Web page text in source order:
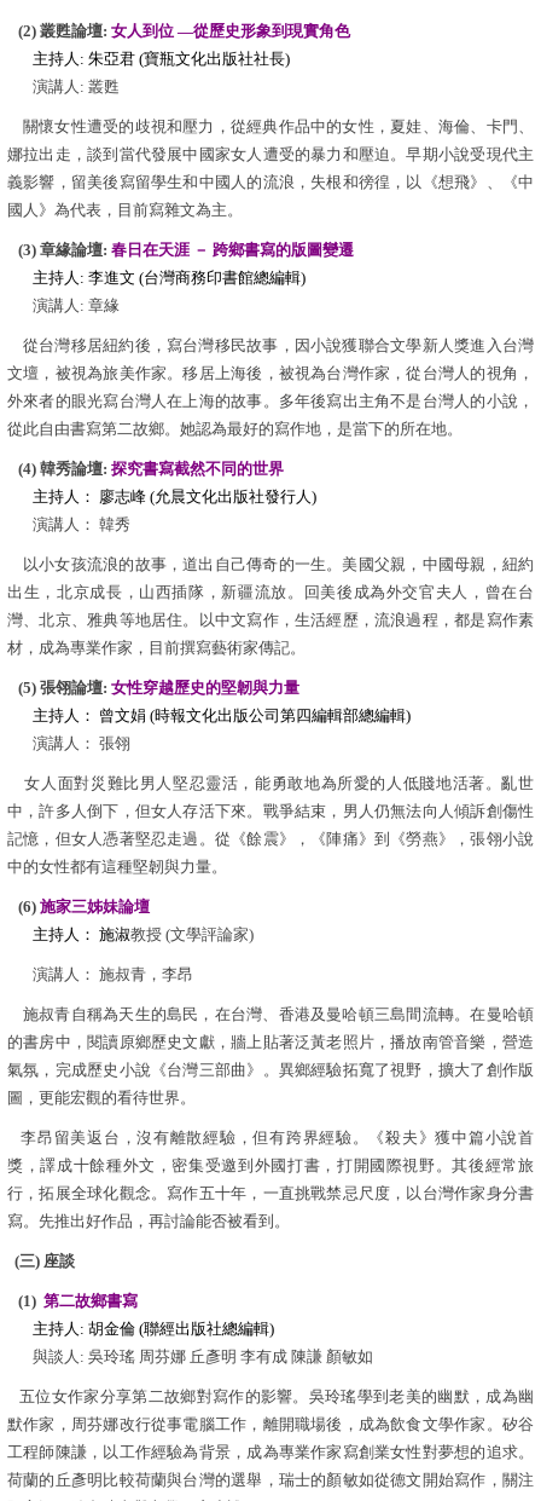
(2) 叢甦論壇: 女人到位 —從歷史形象到現實角色
主持人: 朱亞君 (寶瓶文化出版社社長)
演講人: 叢甦
關懷女性遭受的歧視和壓力，從經典作品中的女性，夏娃、海倫、卡門、
娜拉出走，談到當代發展中國家女人遭受的暴力和壓迫。早期小說受現代主
義影響，留美後寫留學生和中國人的流浪，失根和徬徨，以《想飛》、《中
國人》為代表，目前寫雜文為主。
(3) 章緣論壇: 春日在天涯 － 跨鄉書寫的版圖變遷
主持人: 李進文 (台灣商務印書館總編輯)
演講人: 章緣
從台灣移居紐約後，寫台灣移民故事，因小說獲聯合文學新人獎進入台灣
文壇，被視為旅美作家。移居上海後，被視為台灣作家，從台灣人的視角，
外來者的眼光寫台灣人在上海的故事。多年後寫出主角不是台灣人的小說，
從此自由書寫第二故鄉。她認為最好的寫作地，是當下的所在地。
(4) 韓秀論壇: 探究書寫截然不同的世界
主持人： 廖志峰 (允晨文化出版社發行人)
演講人： 韓秀
以小女孩流浪的故事，道出自己傳奇的一生。美國父親，中國母親，紐約
出生，北京成長，山西插隊，新疆流放。回美後成為外交官夫人，曾在台
灣、北京、雅典等地居住。以中文寫作，生活經歷，流浪過程，都是寫作素
材，成為專業作家，目前撰寫藝術家傳記。
(5) 張翎論壇: 女性穿越歷史的堅韌與力量
主持人： 曾文娟 (時報文化出版公司第四編輯部總編輯)
演講人： 張翎
女人面對災難比男人堅忍靈活，能勇敢地為所愛的人低賤地活著。亂世
中，許多人倒下，但女人存活下來。戰爭結束，男人仍無法向人傾訴創傷性
記憶，但女人憑著堅忍走過。從《餘震》，《陣痛》到《勞燕》，張翎小說
中的女性都有這種堅韌與力量。
(6) 施家三姊妹論壇
主持人： 施淑教授 (文學評論家)
演講人： 施叔青，李昂
施叔青自稱為天生的島民，在台灣、香港及曼哈頓三島間流轉。在曼哈頓
的書房中，閱讀原鄉歷史文獻，牆上貼著泛黃老照片，播放南管音樂，營造
氣氛，完成歷史小說《台灣三部曲》。異鄉經驗拓寬了視野，擴大了創作版
圖，更能宏觀的看待世界。
李昂留美返台，沒有離散經驗，但有跨界經驗。《殺夫》獲中篇小說首
獎，譯成十餘種外文，密集受邀到外國打書，打開國際視野。其後經常旅
行，拓展全球化觀念。寫作五十年，一直挑戰禁忌尺度，以台灣作家身分書
寫。先推出好作品，再討論能否被看到。
(三) 座談
(1) 第二故鄉書寫
主持人: 胡金倫 (聯經出版社總編輯)
與談人: 吳玲瑤 周芬娜 丘彥明 李有成 陳謙 顏敏如
五位女作家分享第二故鄉對寫作的影響。吳玲瑤學到老美的幽默，成為幽
默作家，周芬娜改行從事電腦工作，離開職場後，成為飲食文學作家。矽谷
工程師陳謙，以工作經驗為背景，成為專業作家寫創業女性對夢想的追求。
荷蘭的丘彥明比較荷蘭與台灣的選舉，瑞士的顏敏如從德文開始寫作，關注